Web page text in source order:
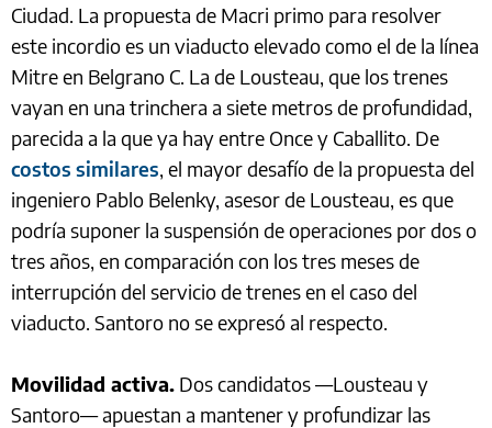
Ciudad. La propuesta de Macri primo para resolver
este incordio es un viaducto elevado como el de la línea
Mitre en Belgrano C. La de Lousteau, que los trenes
vayan en una trinchera a siete metros de profundidad,
parecida a la que ya hay entre Once y Caballito. De
costos similares, el mayor desafío de la propuesta del
ingeniero Pablo Belenky, asesor de Lousteau, es que
podría suponer la suspensión de operaciones por dos o
tres años, en comparación con los tres meses de
interrupción del servicio de trenes en el caso del
viaducto. Santoro no se expresó al respecto.
Movilidad activa. Dos candidatos —Lousteau y
Santoro— apuestan a mantener y profundizar las